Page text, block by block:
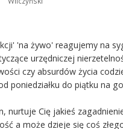
'na żywo' reagujemy na
urzędniczej
czy absurdów życia
poniedziałku do piątku na
nurtuje Cię jakieś
a może dzieje się coś